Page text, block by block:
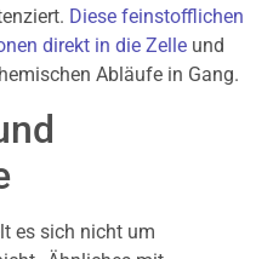
Diese feinstofflichen
direkt in die Zelle und
Abläufe in Gang.
es sich nicht um